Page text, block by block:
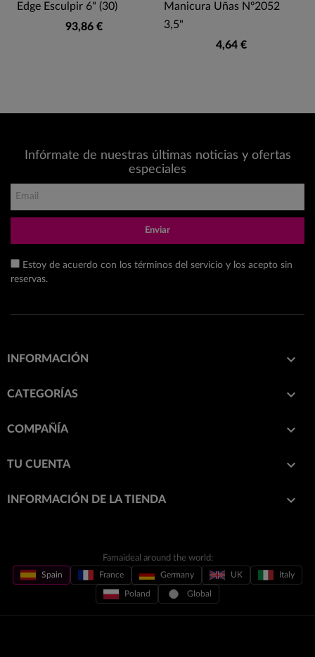
Edge Esculpir 6" (30)
93,86 €
Manicura Uñas Nº2052
3,5"
4,64 €
Infórmate de nuestras últimas noticias y ofertas
especiales
Enviar
Estoy de acuerdo con los términos del servicio y los acepto sin
reservas.
INFORMACIÓN 
CATEGORÍAS 
COMPAÑÍA 
TU CUENTA 
INFORMACIÓN DE LA TIENDA keyboard_arrow_down
Famaideal around the world:
Spain France Germany UK Italy
Poland Global